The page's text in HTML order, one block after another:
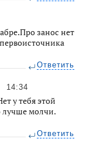
занос нет
Ответить
14:34
у тебя этой
лучше молчи.
Ответить